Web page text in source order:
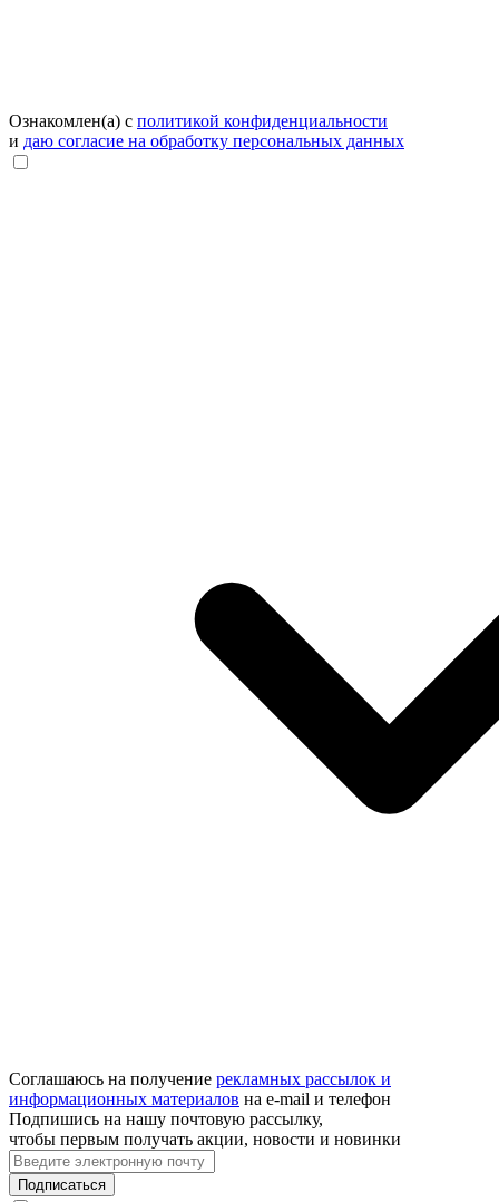
Ознакомлен(а) с политикой конфиденциальности
и даю согласие на обработку персональных данных
Соглашаюсь на получение рекламных рассылок и
информационных материалов на e‑mail и телефон
Подпишись на нашу почтовую рассылку,
чтобы первым получать акции, новости и новинки
Подписаться